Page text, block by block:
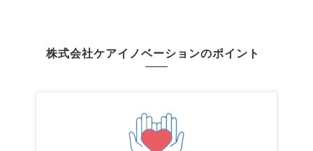
株式会社ケアイノベーションのポイント